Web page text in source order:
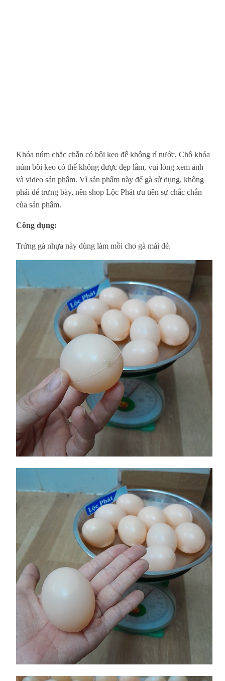
Khóa núm chắc chắn có bôi keo để không rỉ nước. Chỗ khóa
núm bôi keo có thể không được đẹp lắm, vui lòng xem ảnh
và video sản phẩm. Vì sản phẩm này để gà sử dụng, không
phải để trưng bày, nên shop Lộc Phát ưu tiên sự chắc chắn
của sản phẩm.
Công dụng:
Trứng gà nhựa này dùng làm mồi cho gà mái đẻ.